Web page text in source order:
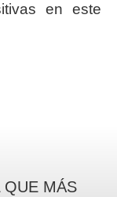
en este
QUE MÁS